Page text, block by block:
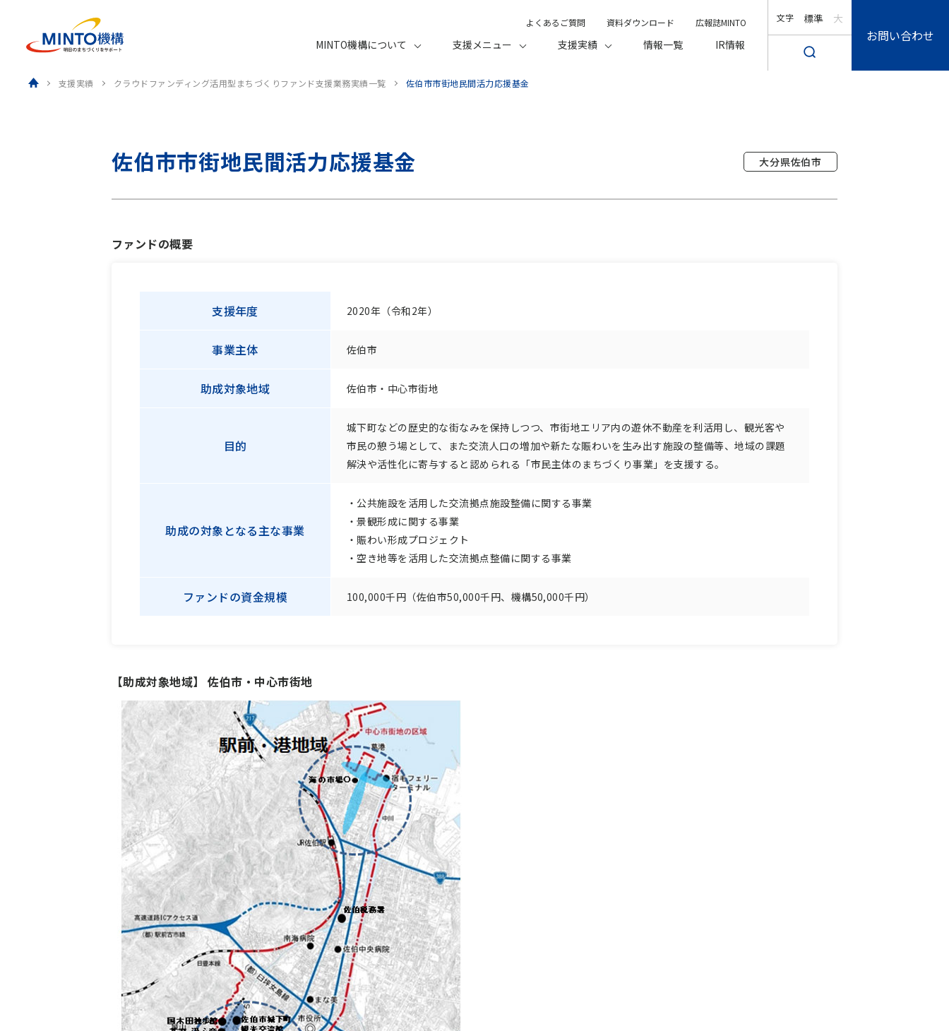
よくあるご質問 資料ダウンロード 広報誌MINTO
MINTO機構について 支援メニュー 支援実績 情報一覧 IR情報
文字 標準 大
お問い合わせ
ホーム支援実績 クラウドファンディング活用型まちづくりファンド支援業務実績一覧 佐伯市市街地民間活力応援基金
佐伯市市街地民間活力応援基金 大分県佐伯市
ファンドの概要
支援年度 2020年（令和2年）
事業主体 佐伯市
助成対象地域 佐伯市・中心市街地
目的
城下町などの歴史的な街なみを保持しつつ、市街地エリア内の遊休不動産を利活用し、観光客や
市民の憩う場として、また交流人口の増加や新たな賑わいを生み出す施設の整備等、地域の課題
解決や活性化に寄与すると認められる「市民主体のまちづくり事業」を支援する。
助成の対象となる主な事業
公共施設を活用した交流拠点施設整備に関する事業
景観形成に関する事業
賑わい形成プロジェクト
空き地等を活用した交流拠点整備に関する事業
ファンドの資金規模 100,000千円（佐伯市50,000千円、機構50,000千円）
【助成対象地域】 佐伯市・中心市街地